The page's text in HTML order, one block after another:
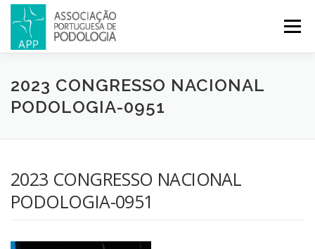
Menu
APP PODOLOGIA LICENCIATURA EM PODOLOGIA
CONGRESSOS REVISTA CONTACTOS
2023 CONGRESSO NACIONAL
PODOLOGIA-0951
2023 CONGRESSO NACIONAL
PODOLOGIA-0951